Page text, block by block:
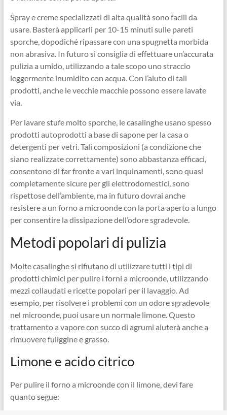
Spray e creme specializzati di alta qualità sono facili da
usare. Basterà applicarli per 10-15 minuti sulle pareti
sporche, dopodiché ripassare con una spugnetta morbida
non abrasiva. In futuro si consiglia di effettuare un’accurata
pulizia a umido, utilizzando a tale scopo uno straccio
leggermente inumidito con acqua. Con l’aiuto di tali
prodotti, anche le vecchie macchie possono essere lavate
via.
Per lavare stufe molto sporche, le casalinghe usano spesso
prodotti autoprodotti a base di sapone per la casa o
detergenti per vetri. Tali composizioni (a condizione che
siano realizzate correttamente) sono abbastanza efficaci,
consentono di far fronte a vari inquinamenti, sono quasi
completamente sicure per gli elettrodomestici, sono
rispettose dell’ambiente, ma in futuro dovrai anche
resistere a un forno a microonde con la porta aperto a lungo
per consentire la dissipazione dell’odore sgradevole.
Metodi popolari di pulizia
Molte casalinghe si rifiutano di utilizzare tutti i tipi di
prodotti chimici per pulire i forni a microonde, utilizzando
mezzi collaudati e ricette popolari per il lavaggio. Ad
esempio, per risolvere i problemi con un odore sgradevole
nel microonde, puoi usare un normale limone. Questo
trattamento a vapore con succo di agrumi aiuterà anche a
rimuovere fuliggine e grasso.
Limone e acido citrico
Per pulire il forno a microonde con il limone, devi fare
quanto segue: